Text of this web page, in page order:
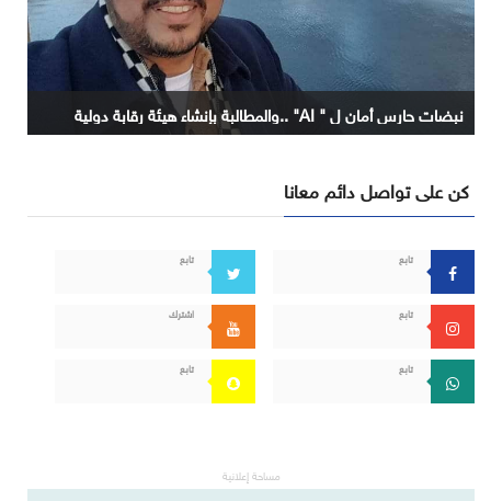
نبضات حارس أمان ل " AI" ..والمطالبة بإنشاء هيئة رقابة دولية
كن على تواصل دائم معانا
تابع تابع
تابع اشترك
تابع تابع
مساحة إعلانية